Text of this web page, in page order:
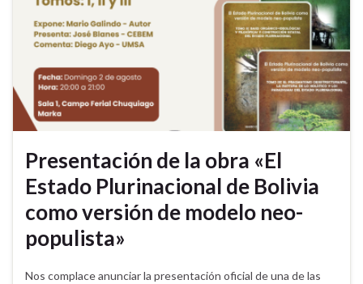
Presentación de la obra «El
Estado Plurinacional de Bolivia
como versión de modelo neo-
populista»
Nos complace anunciar la presentación oficial de una de las